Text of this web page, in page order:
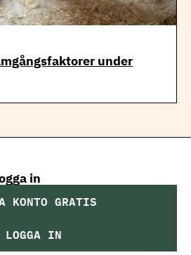
under
in
KONTO GRATIS
LOGGA IN